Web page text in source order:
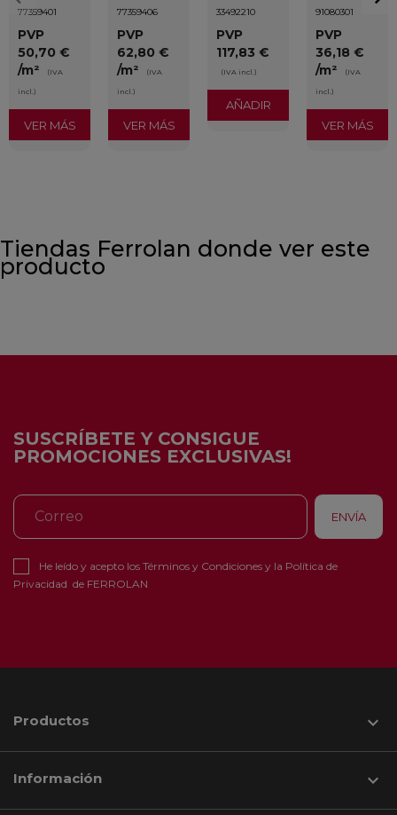
77359401
PVP
50,70 €
/m²
(IVA
incl.)
VER MÁS
77359406
PVP
62,80 €
/m²
(IVA
incl.)
VER MÁS
33492210
PVP
117,83 €
(IVA incl.)
AÑADIR
91080301
PVP
36,18 €
/m²
(IVA
incl.)
VER MÁS
Tiendas Ferrolan donde ver este
producto
SUSCRÍBETE Y CONSIGUE
PROMOCIONES EXCLUSIVAS!
He leído y acepto los Términos y Condiciones y la Política de
Privacidad de FERROLAN
Productos 
Información 